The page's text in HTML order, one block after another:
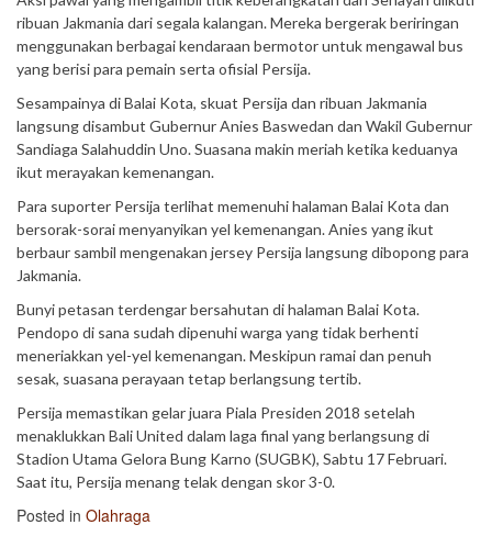
ribuan Jakmania dari segala kalangan. Mereka bergerak beriringan
menggunakan berbagai kendaraan bermotor untuk mengawal bus
yang berisi para pemain serta ofisial Persija.
Sesampainya di Balai Kota, skuat Persija dan ribuan Jakmania
langsung disambut Gubernur Anies Baswedan dan Wakil Gubernur
Sandiaga Salahuddin Uno. Suasana makin meriah ketika keduanya
ikut merayakan kemenangan.
Para suporter Persija terlihat memenuhi halaman Balai Kota dan
bersorak-sorai menyanyikan yel kemenangan. Anies yang ikut
berbaur sambil mengenakan jersey Persija langsung dibopong para
Jakmania.
Bunyi petasan terdengar bersahutan di halaman Balai Kota.
Pendopo di sana sudah dipenuhi warga yang tidak berhenti
meneriakkan yel-yel kemenangan. Meskipun ramai dan penuh
sesak, suasana perayaan tetap berlangsung tertib.
Persija memastikan gelar juara Piala Presiden 2018 setelah
menaklukkan Bali United dalam laga final yang berlangsung di
Stadion Utama Gelora Bung Karno (SUGBK), Sabtu 17 Februari.
Saat itu, Persija menang telak dengan skor 3-0.
Posted in Olahraga